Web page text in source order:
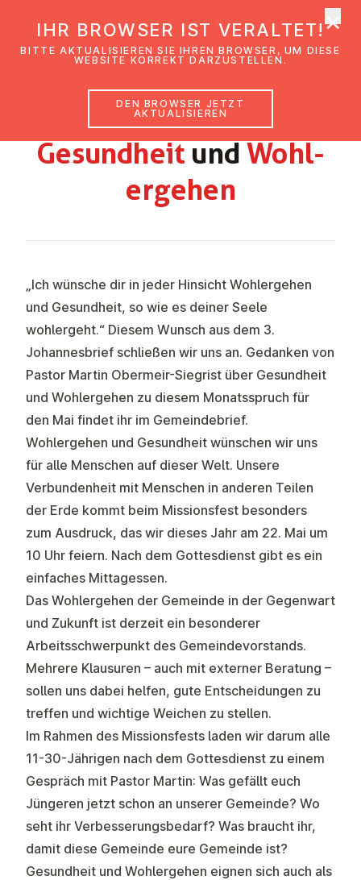
Ge­sund­heitundWohl­
erge­hen
GEMEINDEBRIEF LINZ MAI-JUNI 2022
„Ich wünsche dir in jeder Hinsicht Wohlergehen
und Gesundheit, so wie es deiner Seele
wohlergeht.“ Diesem Wunsch aus dem 3.
Johannesbrief schließen wir uns an. Gedanken von
Pastor Martin Obermeir-Siegrist über Gesundheit
und Wohlergehen zu diesem Monatsspruch für
den Mai findet ihr im Gemeindebrief.
Wohlergehen und Gesundheit wünschen wir uns
für alle Menschen auf dieser Welt. Unsere
Verbundenheit mit Menschen in anderen Teilen
der Erde kommt beim Missionsfest besonders
zum Ausdruck, das wir dieses Jahr am 22. Mai um
10 Uhr feiern. Nach dem Gottesdienst gibt es ein
einfaches Mittagessen.
Das Wohlergehen der Gemeinde in der Gegenwart
und Zukunft ist derzeit ein besonderer
Arbeitsschwerpunkt des Gemeindevorstands.
Mehrere Klausuren – auch mit externer Beratung –
sollen uns dabei helfen, gute Entscheidungen zu
treffen und wichtige Weichen zu stellen.
Im Rahmen des Missionsfests laden wir darum alle
11-30-Jährigen nach dem Gottesdienst zu einem
Gespräch mit Pastor Martin: Was gefällt euch
Jüngeren jetzt schon an unserer Gemeinde? Wo
seht ihr Verbesserungsbedarf? Was braucht ihr,
damit diese Gemeinde eure Gemeinde ist?
Gesundheit und Wohlergehen eignen sich auch als
IHR BROWSER IST VERALTET!
BITTE AKTUALISIEREN SIE IHREN BROWSER, UM DIESE
WEBSITE KORREKT DARZUSTELLEN.
DEN BROWSER JETZT
AKTUALISIEREN
×